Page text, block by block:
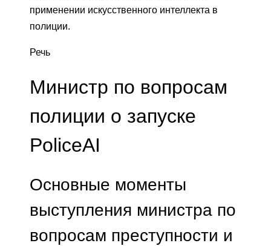
применении искусственного интеллекта в
полиции.
Речь
Министр по вопросам
полиции о запуске
PoliceAI
Основные моменты
выступления министра по
вопросам преступности и